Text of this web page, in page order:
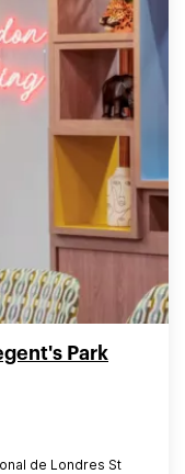
Park
de Londres St